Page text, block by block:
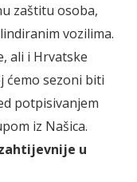
zaštitu osoba,
vozilima.
ali i Hrvatske
ćemo sezoni biti
potpisivanjem
iz Našica.
u